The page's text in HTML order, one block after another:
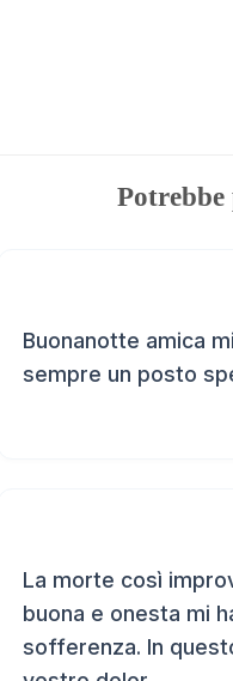
Potrebbe
Buonanotte amica
sempre un posto
La morte così
buona e onesta mi
sofferenza. In